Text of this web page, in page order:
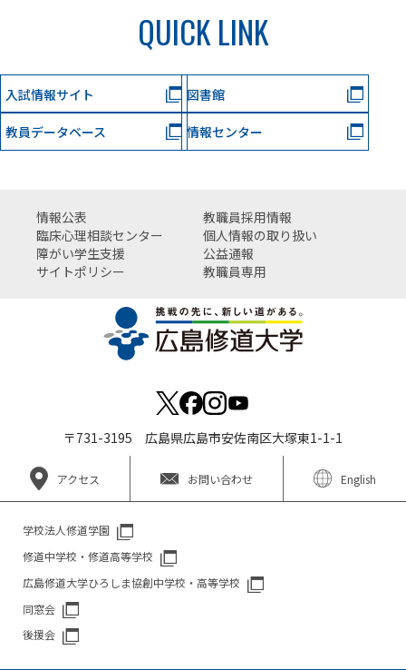
QUICK LINK
入試情報サイト 図書館
教員データベース 情報センター
情報公表
教職員採用情報
臨床心理相談センター
個人情報の取り扱い
障がい学生支援
公益通報
サイトポリシー
教職員専用
〒731-3195 広島県広島市安佐南区大塚東1-1-1
アクセス お問い合わせ English
学校法人修道学園
修道中学校・修道高等学校
広島修道大学ひろしま協創中学校・高等学校
同窓会
後援会